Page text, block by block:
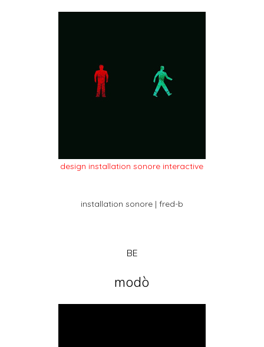
design installation sonore interactive
installation sonore | fred-b
BE
modò